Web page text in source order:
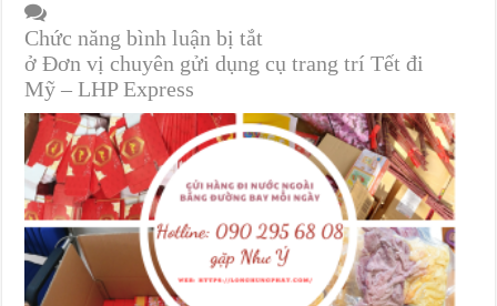
Chức năng bình luận bị tắt
ở Đơn vị chuyên gửi dụng cụ trang trí Tết đi
Mỹ – LHP Express